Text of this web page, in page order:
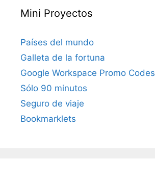
Mini Proyectos
Países del mundo
Galleta de la fortuna
Google Workspace Promo Codes
Sólo 90 minutos
Seguro de viaje
Bookmarklets